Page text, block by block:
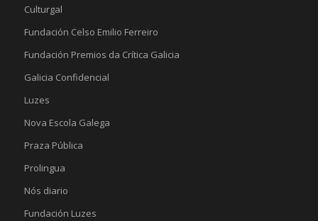
Culturgal
Fundación Celso Emilio Ferreiro
Fundación Premios da Crítica Galicia
Galicia Confidencial
Luzes
Nova Escola Galega
Praza Pública
Prolingua
Nós diario
Fundación Luzes